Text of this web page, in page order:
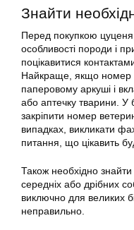
Знайти
Перед покупкою цуценя,
особливості породи і
поцікавитися
Найкраще, якщо номер
паперовому аркуші і
або аптечку тварини. У
закріпити номер
випадках, викликати
питання, що цікавить
Також необхідно знайти
середніх або дрібних
виключно для великих
неправильно.